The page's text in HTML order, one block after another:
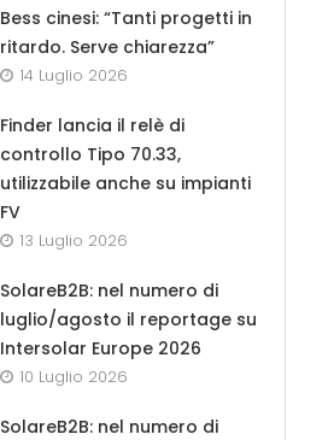
Bess cinesi: “Tanti progetti in
ritardo. Serve chiarezza”
14 Luglio 2026
Finder lancia il relè di
controllo Tipo 70.33,
utilizzabile anche su impianti
FV
13 Luglio 2026
SolareB2B: nel numero di
luglio/agosto il reportage su
Intersolar Europe 2026
10 Luglio 2026
SolareB2B: nel numero di